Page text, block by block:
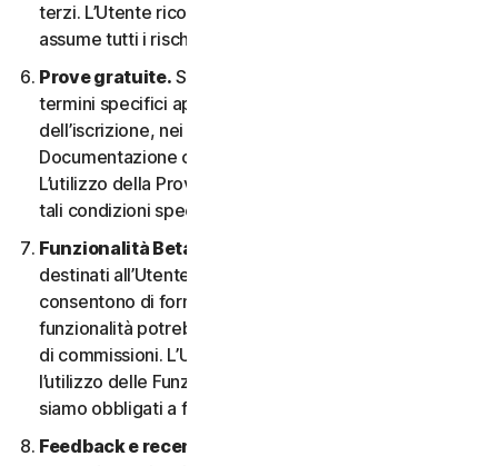
terzi. L’Utente riconosce la sola responsabilità e si
assume tutti i rischi derivanti dall’uso di risorse di terzi.
Prove gratuite. Se offriamo una Prova gratuita, i
termini specifici applicabili saranno forniti al momento
dell’iscrizione, nei materiali promozionali e/o nella
Documentazione che ne descrivono i dettagli.
L’utilizzo della Prova gratuita è soggetto al rispetto di
tali condizioni specifiche.
Funzionalità Beta.
destinati all’Utente le funzionalità Beta che
consentono di fornire feedback. L’utilizzo di tali
funzionalità potrebbe essere soggetto al pagamento
di commissioni. L’Utente comprende e accetta che
l’utilizzo delle Funzionalità Beta è volontario e non
siamo obbligati a fornire alcuna Funzionalità Beta.
Feedback e recensioni.